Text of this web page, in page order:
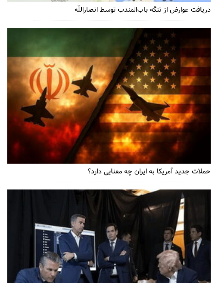
دریافت عوارض از تنگه باب‌المندب توسط انصاراللّه
حملات جدید آمریکا به ایران چه معنایی دارد؟